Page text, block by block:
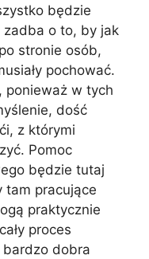
będzie
o to, by jak
stronie osób,
pochować.
ponieważ w tych
dość
z którymi
Pomoc
będzie tutaj
tam pracujące
praktycznie
proces
bardzo dobra